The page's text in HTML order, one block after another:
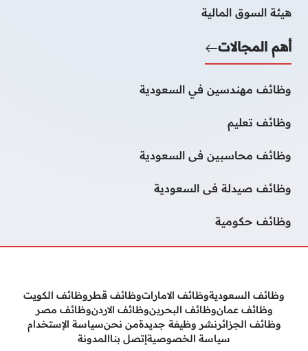
هيئة السوق المالية
أهم المجالات
وظائف مهندسين في السعودية
وظائف تعليم
وظائف محاسبين فى السعودية
وظائف صيدلة فى السعودية
وظائف حكومية
وظائف السعوديةوظائف الاماراتوظائف قطروظائف الكويت
وظائف عمانوظائف البحرينوظائف الاردنوظائف مصر
وظائف الجزائرنشر وظيفة جديدةمن نحنسياسة الإستخدام
سياسة الخصوصيةإتصل بناالمدونة